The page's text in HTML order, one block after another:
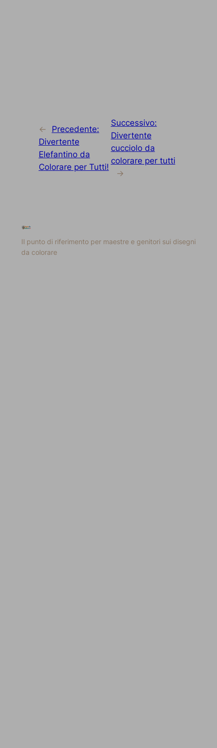
←
Precedente:
Divertente
Elefantino da
Colorare per Tutti!
Successivo:
Divertente
cucciolo da
colorare per tutti
→
Il punto di riferimento per maestre e genitori sui disegni
da colorare